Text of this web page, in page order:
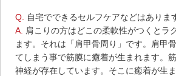
Q.
自宅でできるセルフケアなどはありま
A.
肩こりの方はどこの柔軟性がつくとラ
ます。それは「肩甲骨周り」です。肩甲
てしまう事で筋膜に癒着が生まれます。
神経が存在しています。そこに癒着が生